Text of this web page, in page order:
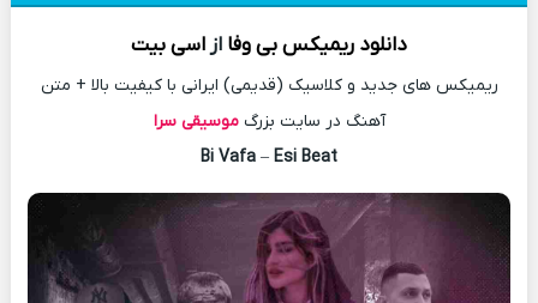
دانلود ریمیکسبی وفا ازاسی بیت
ریمیکس های جدید و کلاسیک (قدیمی) ایرانی با کیفیت بالا + متن
آهنگ در سایت بزرگموسیقی سرا
Bi Vafa – Esi Beat